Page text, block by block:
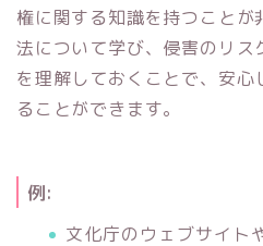
権に関する知識を持つこと
法について学び、侵害のリス
を理解しておくことで、安心
ることができます。
例:
文化庁のウェブサイト